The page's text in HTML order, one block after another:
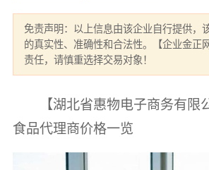
免责声明：以上信息由该企业自行提供，
的真实性、准确性和合法性。【企业金正
责任，请慎重选择交易对象！
【湖北省惠物电子商务有限
食品代理商价格一览